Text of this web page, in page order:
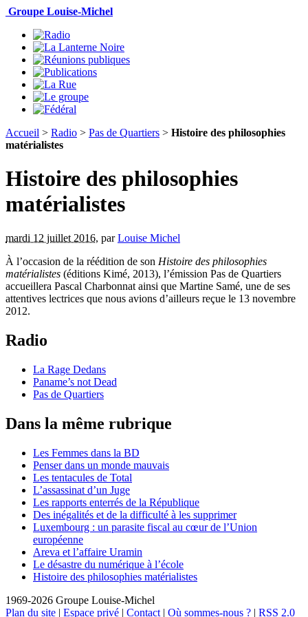
Groupe Louise-Michel
Accueil > Radio > Pas de Quartiers > Histoire des philosophies
matérialistes
Histoire des philosophies
matérialistes
mardi 12 juillet 2016, parLouise Michel
À l’occasion de la réédition de son Histoire des philosophies
matérialistes (éditions Kimé, 2013), l’émission Pas de Quartiers
accueillera Pascal Charbonnat ainsi que Martine Samé, une de ses
attentives lectrices que nous avions d’ailleurs reçue le 13 novembre
2012.
Radio
La Rage Dedans
Paname’s not Dead
Pas de Quartiers
Dans la même rubrique
Les Femmes dans la BD
Penser dans un monde mauvais
Les tentacules de Total
L’assassinat d’un Juge
Les rapports enterrés de la République
Des inégalités et de la difficulté à les supprimer
Luxembourg : un parasite fiscal au cœur de l’Union
européenne
Areva et l’affaire Uramin
Le désastre du numérique à l’école
Histoire des philosophies matérialistes
1969-2026 Groupe Louise-Michel
Plan du site | Espace privé | Contact | Où sommes-nous ? | RSS 2.0